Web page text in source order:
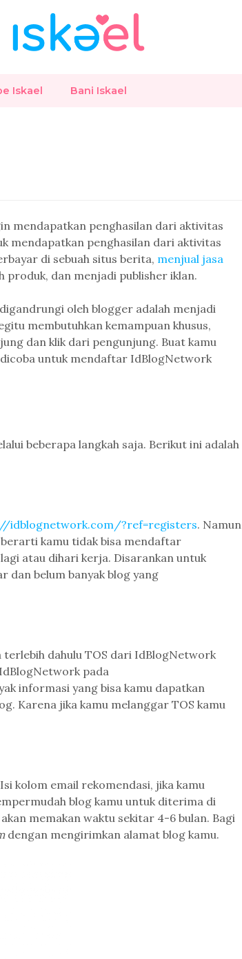
Iskael Bani Iskael
mendapatkan penghasilan dari aktivitas
mendapatkan penghasilan dari aktivitas
di sebuah situs berita, menjual jasa
produk, dan menjadi publisher iklan.
oleh blogger adalah menjadi
membutuhkan kemampuan khusus,
dan klik dari pengunjung. Buat kamu
untuk mendaftar IdBlogNetwork
beberapa langkah saja. Berikut ini adalah
idblognetwork.com/?ref=registers. Namun
kamu tidak bisa mendaftar
atau dihari kerja. Disarankan untuk
dan belum banyak blog yang
terlebih dahulu TOS dari IdBlogNetwork
pada
informasi yang bisa kamu dapatkan
Karena jika kamu melanggar TOS kamu
kolom email rekomendasi, jika kamu
blog kamu untuk diterima di
memakan waktu sekitar 4-6 bulan. Bagi
dengan mengirimkan alamat blog kamu.